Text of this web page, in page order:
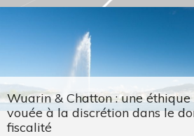
Wuarin & Chatton : une
vouée à la discrétion dans le
fiscalité